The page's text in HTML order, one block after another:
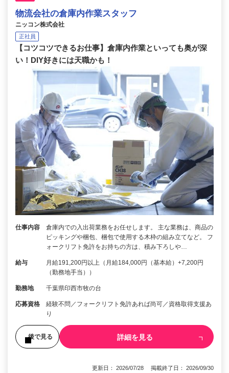
物流会社の倉庫内作業スタッフ
ニッコン株式会社
正社員
【コツコツできるお仕事】倉庫内作業といっても奥が深
い！DIY好きには天職かも！
仕事内容
倉庫内での入出荷業務をお任せします。 主な業務は、商品の
ピッキングや梱包、梱包で使用する木枠の組み立てなど。 フ
ォークリフト免許をお持ちの方は、積み下ろしや…
給与
月給191,200円以上（月給184,000円（基本給）+7,200円
（勤務地手当））
勤務地 千葉県印西市牧の台
応募資格
経験不問／フォークリフト免許あれば尚可／資格取得支援あ
り
後で見る 詳細を見る
更新日： 2026/07/28 掲載終了日： 2026/09/30